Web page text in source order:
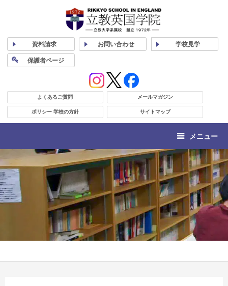
資料請求 お問い合わせ 学校見学
保護者ページ
よくあるご質問 メールマガジン
ポリシー 学校の方針 サイトマップ
メニュー